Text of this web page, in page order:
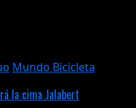
Mundo Bicicleta
la cima Jalabert